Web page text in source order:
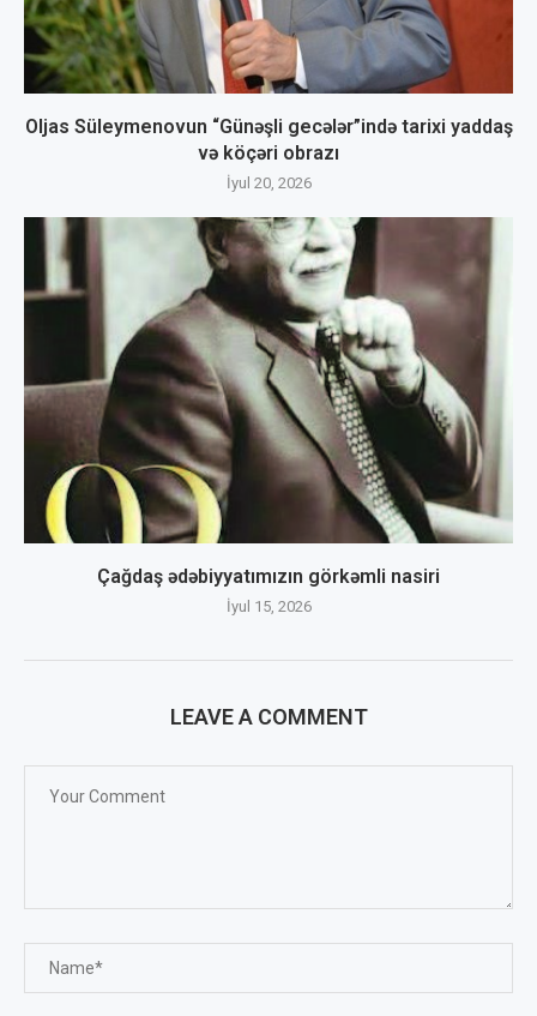
Oljas Süleymenovun “Günəşli gecələr”ində tarixi yaddaş
və köçəri obrazı
İyul 20, 2026
Çağdaş ədəbiyyatımızın görkəmli nasiri
İyul 15, 2026
LEAVE A COMMENT